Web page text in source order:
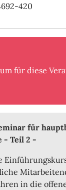
420
für diese
für
- Teil 2 -
in die